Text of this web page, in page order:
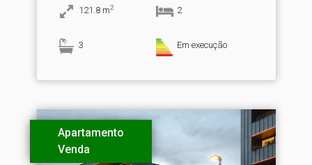
121.8 m2 2
3 Em execução
Apartamento
Venda